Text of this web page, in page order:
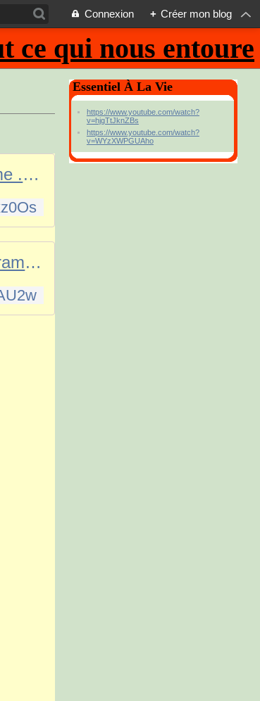
Connexion + Créer mon blog
ce qui nous entoure
Michel Polnareff Je t'aime . Show TV 1982
Magenta Club - Monogramme [Clip Officiel]
Essentiel À La Vie
https://www.youtube.com/watch?
v=hjgTtJknZBs
https://www.youtube.com/watch?
v=WYzXWPGUAho